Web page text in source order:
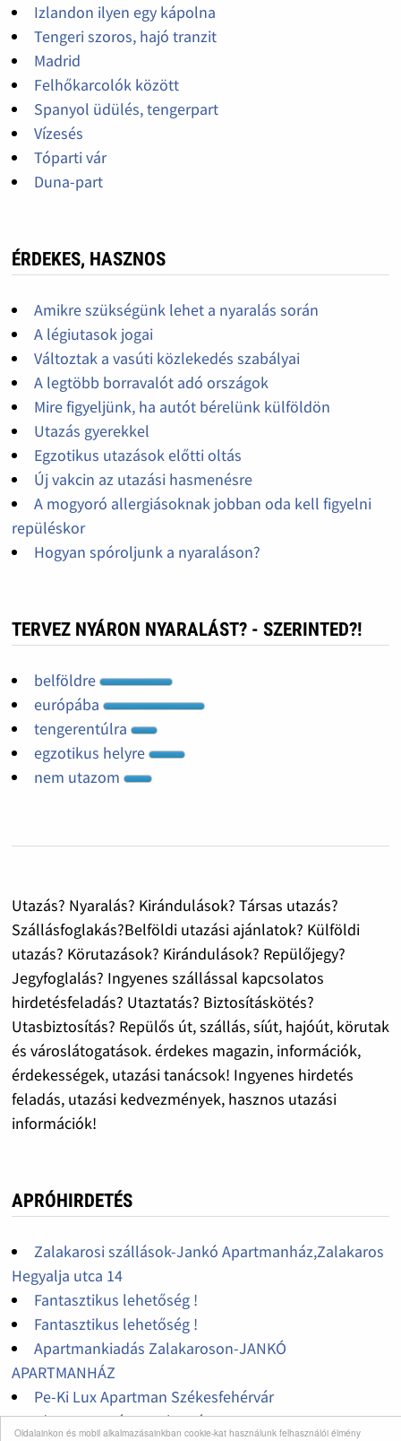
Oldalainkon és mobil alkalmazásainkban cookie-kat használunk felhasználói élmény
Izlandon ilyen egy kápolna
Tengeri szoros, hajó tranzit
Madrid
Felhőkarcolók között
Spanyol üdülés, tengerpart
Vízesés
Tóparti vár
Duna-part
ÉRDEKES, HASZNOS
Amikre szükségünk lehet a nyaralás során
A légiutasok jogai
Változtak a vasúti közlekedés szabályai
A legtöbb borravalót adó országok
Mire figyeljünk, ha autót bérelünk külföldön
Utazás gyerekkel
Egzotikus utazások előtti oltás
Új vakcin az utazási hasmenésre
A mogyoró allergiásoknak jobban oda kell figyelni
repüléskor
Hogyan spóroljunk a nyaraláson?
TERVEZ NYÁRON NYARALÁST? - SZERINTED?!
belföldre
európába
tengerentúlra
egzotikus helyre
nem utazom
Utazás? Nyaralás? Kirándulások? Társas utazás?
Szállásfoglakás?Belföldi utazási ajánlatok? Külföldi
utazás? Körutazások? Kirándulások? Repülőjegy?
Jegyfoglalás? Ingyenes szállással kapcsolatos
hirdetésfeladás? Utaztatás? Biztosításkötés?
Utasbiztosítás? Repülős út, szállás, síút, hajóút, körutak
és városlátogatások. érdekes magazin, információk,
érdekességek, utazási tanácsok! Ingyenes hirdetés
feladás, utazási kedvezmények, hasznos utazási
információk!
APRÓHIRDETÉS
Zalakarosi szállások-Jankó Apartmanház,Zalakaros
Hegyalja utca 14
Fantasztikus lehetőség !
Fantasztikus lehetőség !
Apartmankiadás Zalakaroson-JANKÓ
APARTMANHÁZ
Pe-Ki Lux Apartman Székesfehérvár
Idegenvezetés Kecskeméten